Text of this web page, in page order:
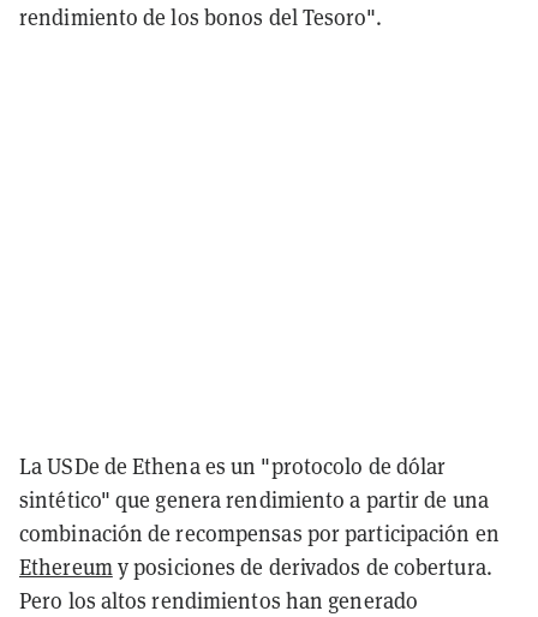
rendimiento de los bonos del Tesoro".
La USDe de Ethena es un "protocolo de dólar
sintético" que genera rendimiento a partir de una
combinación de recompensas por participación en
Ethereumy posiciones de derivados de cobertura.
Pero los altos rendimientos han generado